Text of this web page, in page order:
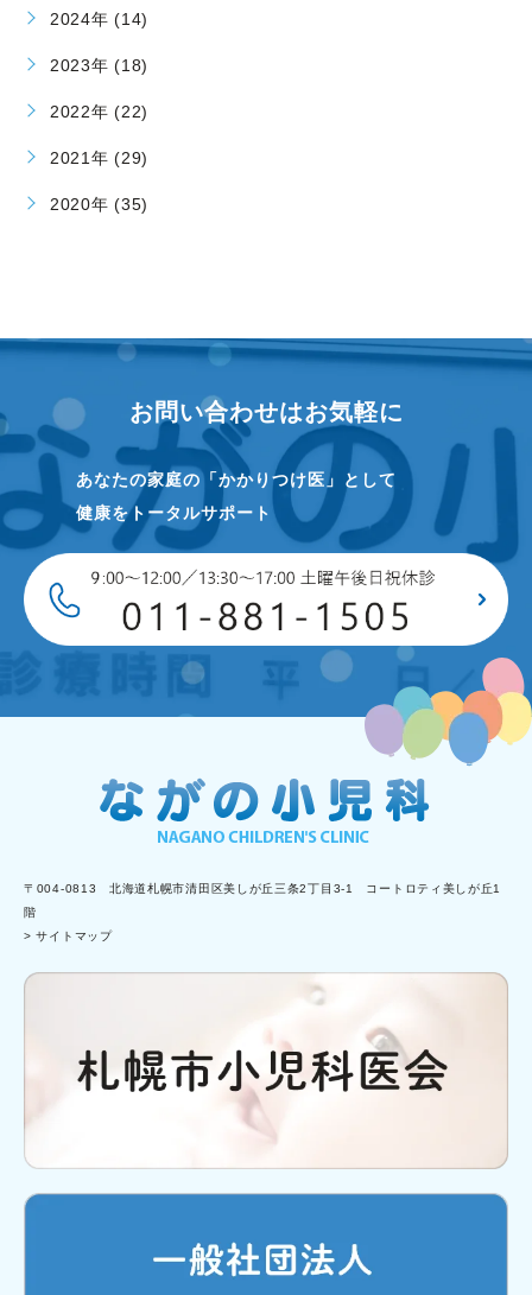
2024年 (14)
2023年 (18)
2022年 (22)
2021年 (29)
2020年 (35)
お問い合わせはお気軽に
あなたの家庭の「かかりつけ医」として
健康をトータルサポート
〒004-0813 北海道札幌市清田区美しが丘三条2丁目3-1 コートロティ美しが丘1
階
> サイトマップ